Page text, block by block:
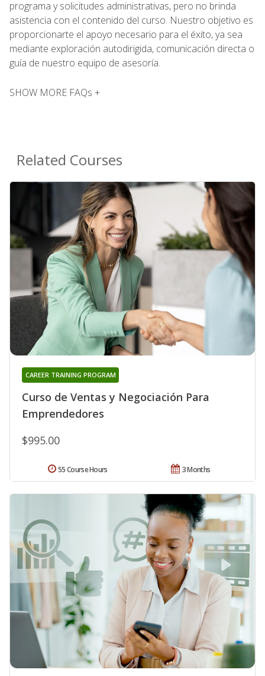
programa y solicitudes administrativas, pero no brinda
asistencia con el contenido del curso. Nuestro objetivo es
proporcionarte el apoyo necesario para el éxito, ya sea
mediante exploración autodirigida, comunicación directa o
guía de nuestro equipo de asesoría.
SHOW MORE FAQs +
Related Courses
Curso de Ventas y Negociación Para
Emprendedores
CAREER TRAINING PROGRAM
$995.00
3 Months
55 Course Hours